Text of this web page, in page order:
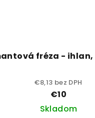
fréza - ihlan,
€8,13 bez DPH
€10
Skladom